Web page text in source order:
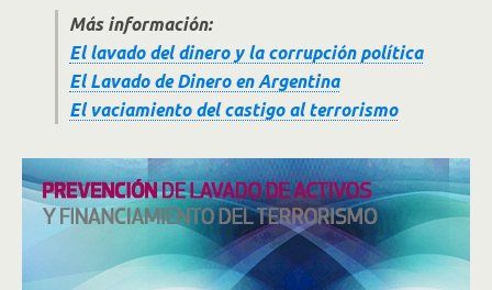
Más información:
El lavado del dinero y la corrupción política
El Lavado de Dinero en Argentina
El vaciamiento del castigo al terrorismo